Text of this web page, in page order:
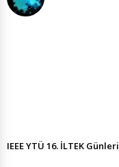
IEEE YTÜ 16. İLTEK Günleri